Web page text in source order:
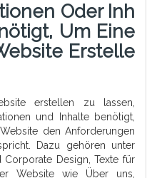
Oder Inh
Um Eine
Erstelle
erstellen zu lassen,
und Inhalte benötigt,
den Anforderungen
Dazu gehören unter
Design, Texte für
Website wie Über uns,